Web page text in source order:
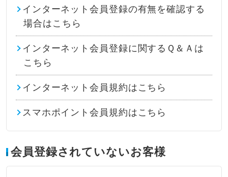
インターネット会員登録の有無を確認する
場合はこちら
インターネット会員登録に関するＱ＆Ａは
こちら
インターネット会員規約はこちら
スマホポイント会員規約はこちら
会員登録されていないお客様